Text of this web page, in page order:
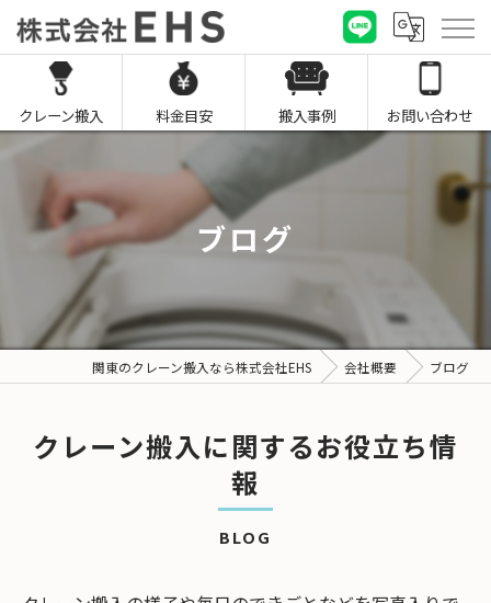
クレーン搬入 料金目安 搬入事例 お問い合わせ
ブログ
関東のクレーン搬入なら株式会社EHS 会社概要 ブログ
クレーン搬入に関するお役立ち情
報
BLOG